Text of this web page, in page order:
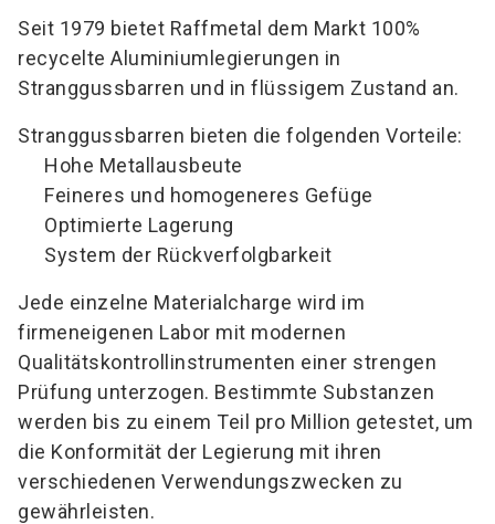
Seit 1979 bietet Raffmetal dem Markt 100%
recycelte Aluminiumlegierungen in
Stranggussbarren und in flüssigem Zustand an.
Stranggussbarren bieten die folgenden Vorteile:
Hohe Metallausbeute
Feineres und homogeneres Gefüge
Optimierte Lagerung
System der Rückverfolgbarkeit
Jede einzelne Materialcharge wird im
firmeneigenen Labor mit modernen
Qualitätskontrollinstrumenten einer strengen
Prüfung unterzogen. Bestimmte Substanzen
werden bis zu einem Teil pro Million getestet, um
die Konformität der Legierung mit ihren
verschiedenen Verwendungszwecken zu
gewährleisten.